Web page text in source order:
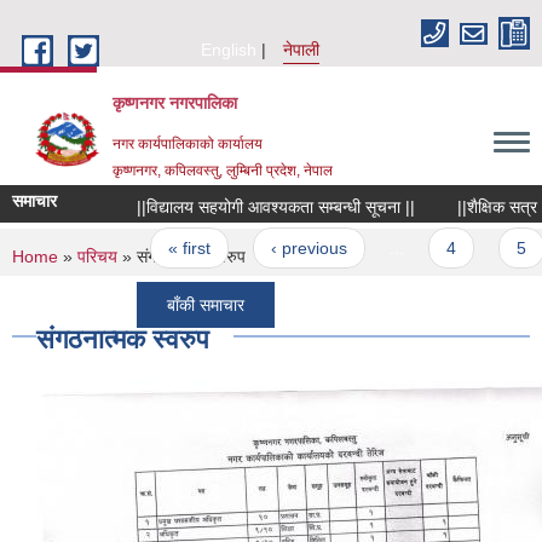
English
नेपाली
कृष्णनगर नगरपालिका
नगर कार्यपालिकाको कार्यालय
कृष्णनगर, कपिलवस्तु, लुम्बिनी प्रदेश, नेपाल
समाचार ||विद्यालय सहयोगी आवश्यकता सम्बन्धी सूचना || ||शैक्षिक सत्र
Pages
« first ‹ previous
बाँकी समाचार
You are here
Home » परिचय » संगठनात्मक स्वरुप
संगठनात्मक स्वरुप